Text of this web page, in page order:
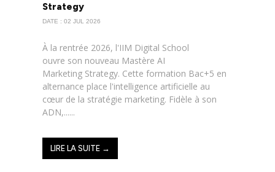
Strategy
DATE : 02 JUL 2026
À la rentrée 2026, l'IIM Digital School
ouvre son nouveau Mastère AI
Marketing Strategy. Cette formation Bac+5 en
alternance place l'intelligence artificielle au
cœur de la stratégie marketing. Fidèle à son
ADN,......
LIRE LA SUITE →